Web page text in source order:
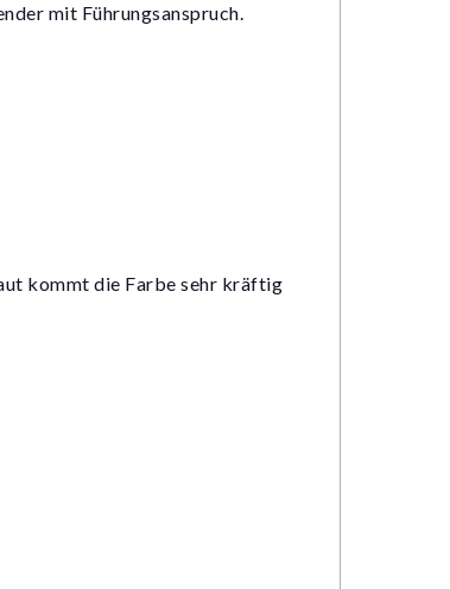
mit Führungsanspruch.
kommt die Farbe sehr kräftig